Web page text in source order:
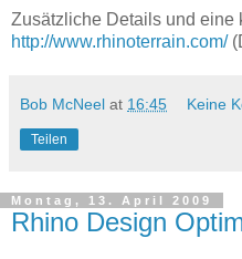
Zusätzliche Details und eine
http://www.rhinoterrain.com/
Bob McNeel at 16:45 Keine
Teilen
Montag, 13. April 2009
Rhino Design